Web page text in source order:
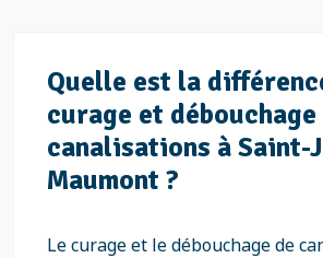
Quelle est la
curage et débouchage
canalisations à Saint-
Maumont ?
Le curage et le débouchage de